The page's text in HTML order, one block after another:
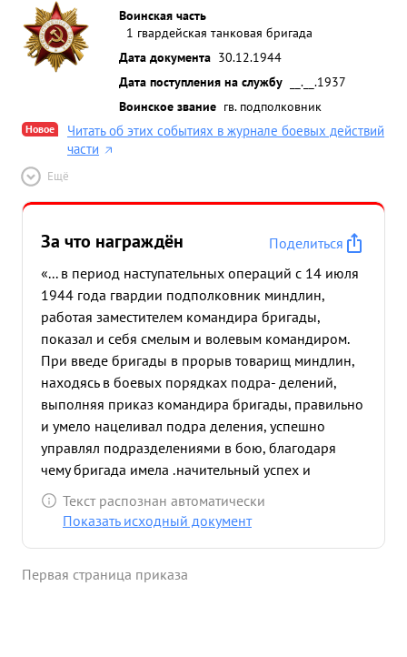
Воинская часть
1 гвардейская танковая бригада
Дата документа 30.12.1944
Дата поступления на службу
__.__.1937
Воинское звание гв. подполковник
Новое
Читать об этих событиях в журнале боевых действий
части
Ещё
За что награждён
Поделиться
«... в период наступательных операций с 14 июля
1944 года гвардии подполковник миндлин,
работая заместителем командира бригады,
показал и себя смелым и волевым командиром.
При введе бригады в прорыв товарищ миндлин,
находясь в боевых порядках подра- делений,
выполняя приказ командира бригады, правильно
и умело нацеливал подра деления, успешно
управлял подразделениями в бою, благодаря
чему бригада имела .начительный успех и
наносила большой ушерб противнику в живой
силе и технике. 15:7.44 года командир бригады
года по 10 августа под его командованием
Текст распознан автоматически
Показать исходный документ
Первая страница приказа